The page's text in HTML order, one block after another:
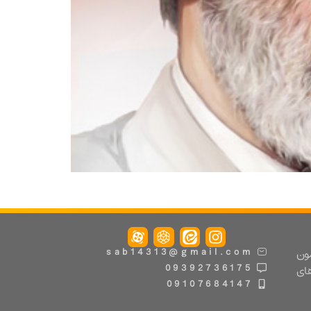
sab14313@gmail.com
09392736175
09107684147